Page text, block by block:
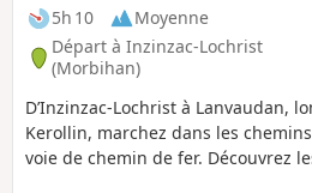
5h 10
Moyenne
Départ à Inzinzac-Lochrist
(Morbihan)
D’Inzinzac-Lochrist à Lanvaudan,
Kerollin, marchez dans les
voie de chemin de fer. Découvrez